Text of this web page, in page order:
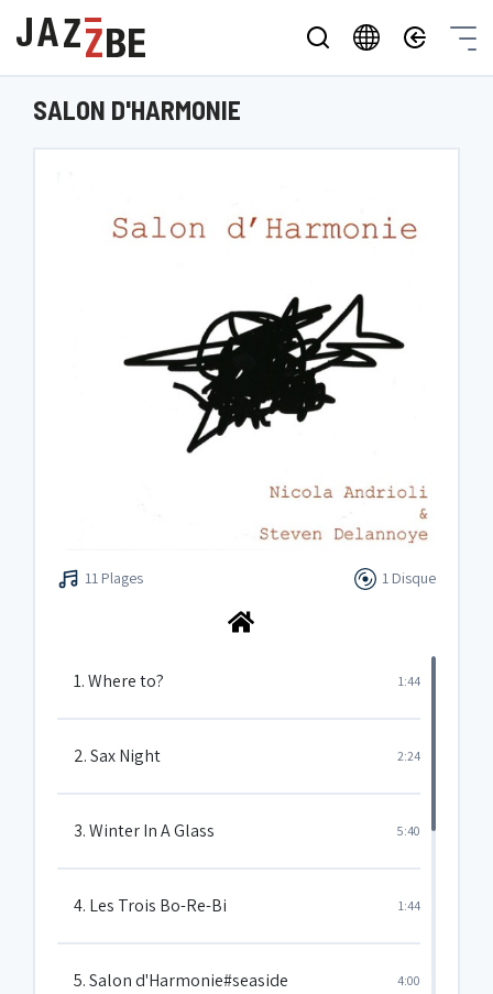
SALON D'HARMONIE
11 Plages 1 Disque
1. Where to? 1:44
2. Sax Night 2:24
3. Winter In A Glass 5:40
4. Les Trois Bo-Re-Bi 1:44
5. Salon d'Harmonie#seaside 4:00